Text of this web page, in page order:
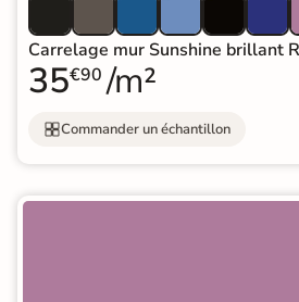
Carrelage mur Sunshine brillant
35€90 /m²
Commander un échantillon